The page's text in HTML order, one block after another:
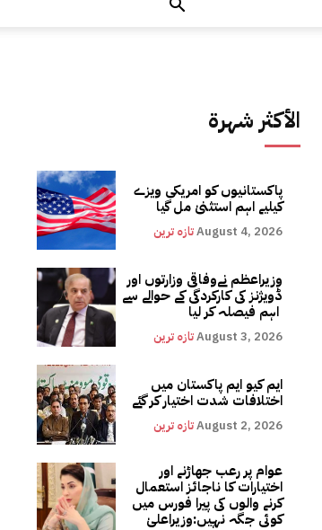
الأكثر شهرة
پاکستانیوں کو امریکی ویزے
کیلیے اہم استثنیٰ مل گیا
تازہ ترینAugust 4, 2026
وزیراعظم نےوفاقی وزارتوں اور
ڈویژنز کی کارکردگی کے حوالے سے
تازہ ترینAugust 3, 2026
ایم کیو ایم پاکستان میں
اختلافات شدت اختیار کر گئے
تازہ ترینAugust 2, 2026
عوام پر رعب جھاڑنے اور
اختیارات کا ناجائز استعمال
کرنے والوں کی پیرا فورس میں
کوئی جگہ نہیں:وزیراعلیٰ